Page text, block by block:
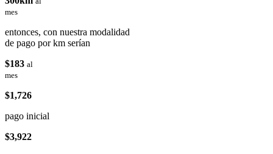
mes
entonces, con nuestra modalidad
de pago por km serían
$183 al
mes
$1,726
pago inicial
$3,922